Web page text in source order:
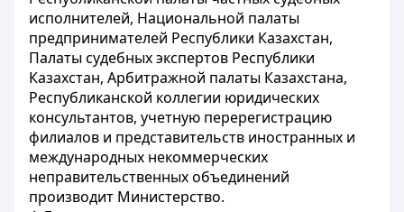
исполнителей, Национальной палаты
предпринимателей Республики Казахстан,
Палаты судебных экспертов Республики
Казахстан, Арбитражной палаты Казахстана,
Республиканской коллегии юридических
консультантов, учетную перерегистрацию
филиалов и представительств иностранных и
международных некоммерческих
неправительственных объединений
производит Министерство.